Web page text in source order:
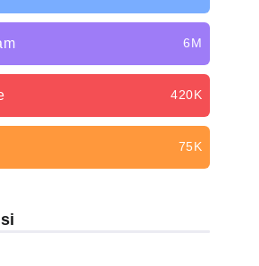
6M
420K
75K